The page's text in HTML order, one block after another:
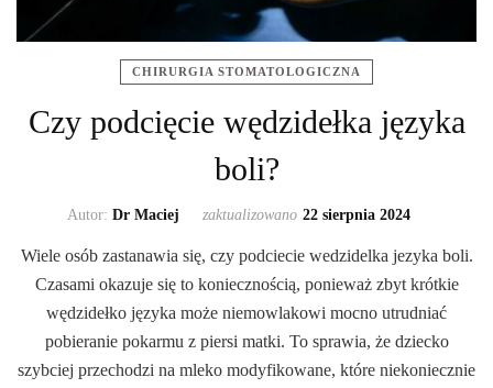
CHIRURGIA STOMATOLOGICZNA
Czy podcięcie wędzidełka języka
boli?
Autor: Dr Maciej zaktualizowano 22 sierpnia 2024
Wiele osób zastanawia się, czy podciecie wedzidelka jezyka boli.
Czasami okazuje się to koniecznością, ponieważ zbyt krótkie
wędzidełko języka może niemowlakowi mocno utrudniać
pobieranie pokarmu z piersi matki. To sprawia, że dziecko
szybciej przechodzi na mleko modyfikowane, które niekoniecznie